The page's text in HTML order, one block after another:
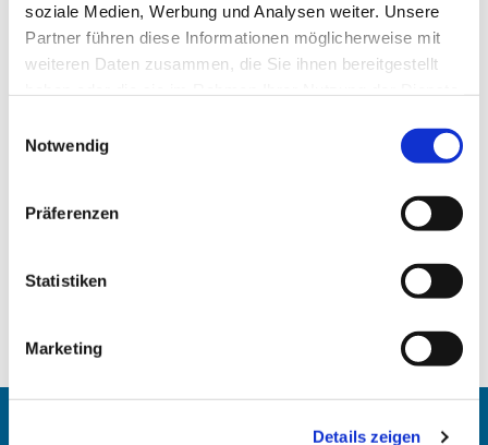
soziale Medien, Werbung und Analysen weiter. Unsere
Partner führen diese Informationen möglicherweise mit
weiteren Daten zusammen, die Sie ihnen bereitgestellt
Notwendig
Präferenzen
Statistiken
Marketing
Details zeigen